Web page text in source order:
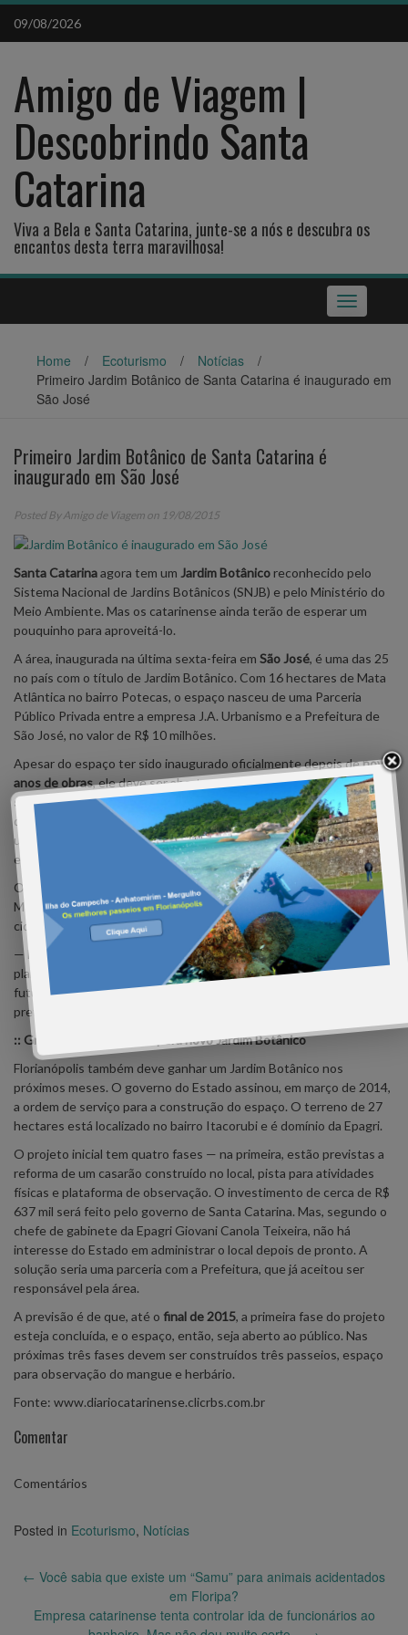
Skip
content
09/08/2026
Amigo de Viagem |
Descobrindo Santa
Catarina
Viva a Bela e Santa Catarina, junte-se a nós e descubra os
encantos desta terra maravilhosa!
Toggle
navigation
Home / Ecoturismo / Notícias
/
Primeiro Jardim Botânico de Santa Catarina é inaugurado em
São José
Primeiro Jardim Botânico de Santa Catarina é
inaugurado em São José
Posted ByAmigo de Viagem on 19/08/2015
Santa Catarinaagora tem um Jardim Botânico reconhecido pelo
Sistema Nacional de Jardins Botânicos (SNJB) e pelo Ministério do
Meio Ambiente. Mas os catarinense ainda terão de esperar um
pouquinho para aproveitá-lo.
A área, inaugurada na última sexta-feira em São José, é uma das 25
no país com o título de Jardim Botânico. Com 16 hectares de Mata
Atlântica no bairro Potecas, o espaço nasceu de uma Parceria
Público Privada entre a empresa J.A. Urbanismo e a Prefeitura de
São José, no valor de R$ 10 milhões.
Apesar do espaço ter sido inaugurado oficialmente depois denove
anos de obras, ele deve ser aberto para o público somente em
setembro. Ainda faltam alguns retoques para a conclusão. Na área,
que fica dentro de um loteamento residencial, foram construídos
um anfiteatro, trilhas ecológicas, estufa com vegetação e herbário
e uma sede administrativa.
O Jardim Botânico de São José ficará sob a tutela da Fundação
Municipal do Meio Ambiente e Desenvolvimento Sustentável da
cidade e estará voltado para a educação ambiental da população.
— Não tenho dúvida de que é uma semente que estamos
plantando para as gerações futuras. Esse é um compromisso com o
futuro da cidade e a preservação das espécies regionais — disse a
prefeita Adeliana Dal Pont.
:: Grande Florianópolis espera novo Jardim Botânico
Florianópolis também deve ganhar um Jardim Botânico nos
próximos meses. O governo do Estado assinou, em março de 2014,
a ordem de serviço para a construção do espaço. O terreno de 27
hectares está localizado no bairro Itacorubi e é domínio da Epagri.
O projeto inicial tem quatro fases — na primeira, estão previstas a
reforma de um casarão construído no local, pista para atividades
físicas e plataforma de observação. O investimento de cerca de R$
637 mil será feito pelo governo de Santa Catarina. Mas, segundo o
chefe de gabinete da Epagri Giovani Canola Teixeira, não há
interesse do Estado em administrar o local depois de pronto. A
solução seria uma parceria com a Prefeitura, que já aceitou ser
responsável pela área.
A previsão é de que, até o final de 2015, a primeira fase do projeto
esteja concluída, e o espaço, então, seja aberto ao público. Nas
próximas três fases devem ser construídos três passeios, espaço
para observação do mangue e herbário.
Fonte: www.diariocatarinense.clicrbs.com.br
Comentar
Comentários
Posted in Ecoturismo, Notícias
Post
← Você sabia que existe um “Samu” para animais acidentados
em Floripa?
Empresa catarinense tenta controlar ida de funcionários ao